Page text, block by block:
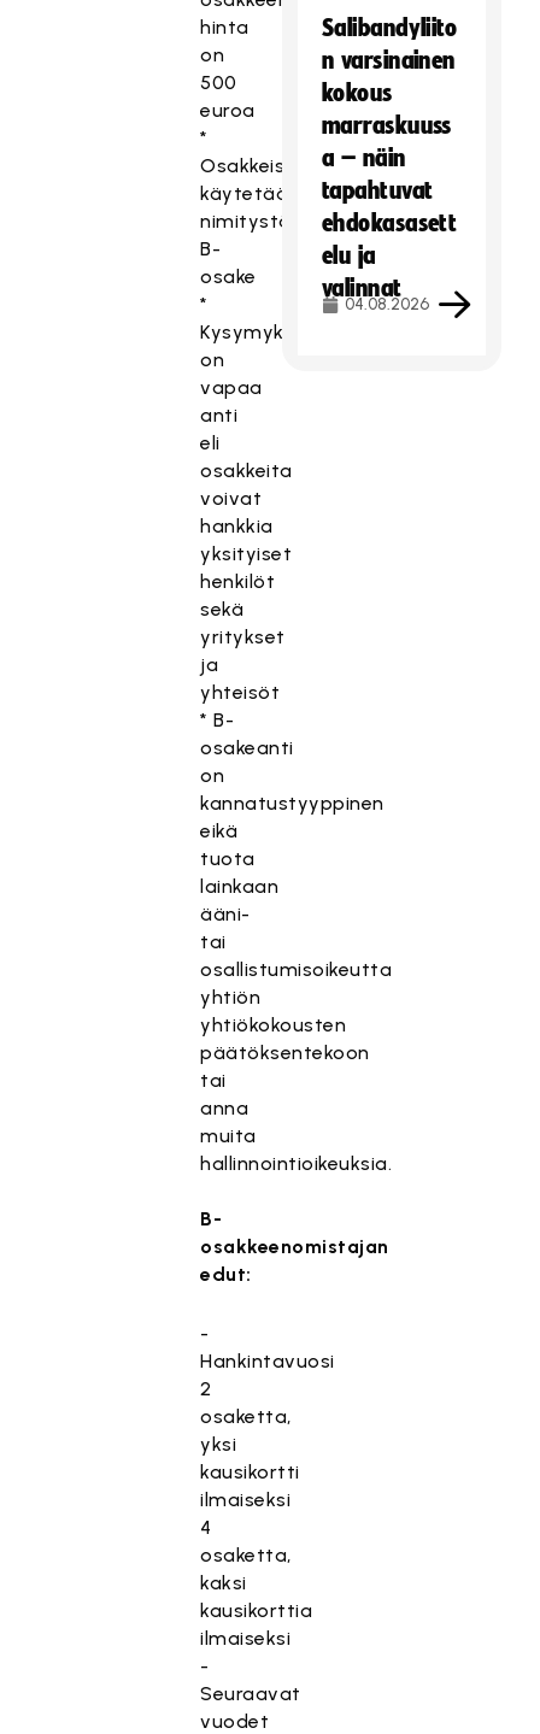
hinta
on
500
euroa
*
Osakkeista
käytetään
nimitystä
B-
osake
*
Kysymyksessä
on
vapaa
anti
eli
osakkeita
voivat
hankkia
yksityiset
henkilöt
sekä
yritykset
ja
yhteisöt
* B-
osakeanti
on
kannatustyyppinen
eikä
tuota
lainkaan
ääni-
tai
osallistumisoikeutta
yhtiön
yhtiökokousten
päätöksentekoon
tai
anna
muita
hallinnointioikeuksia.
B-
osakkeenomistajan
edut:
-
Hankintavuosi
2
osaketta,
yksi
kausikortti
ilmaiseksi
4
osaketta,
kaksi
kausikorttia
ilmaiseksi
-
Seuraavat
vuodet
Salibandyliito
n varsinainen
kokous
marraskuuss
a – näin
tapahtuvat
ehdokasasett
elu ja
valinnat
04.08.2026